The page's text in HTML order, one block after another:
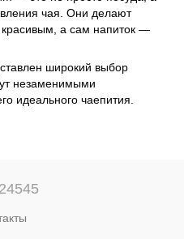
чая. Они делают
красивым, а сам напиток —
широкий выбор
незаменимыми
идеального чаепития.